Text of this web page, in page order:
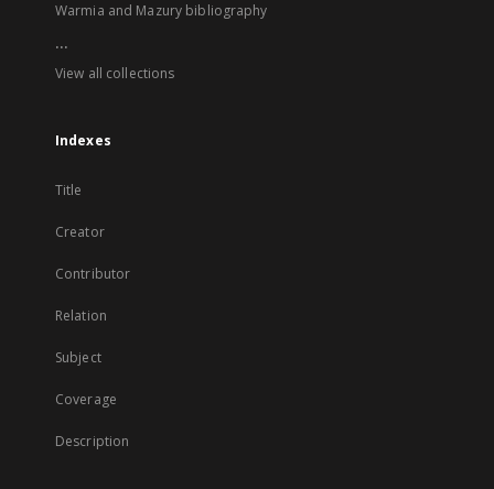
Warmia and Mazury bibliography
...
View all collections
Indexes
Title
Creator
Contributor
Relation
Subject
Coverage
Description